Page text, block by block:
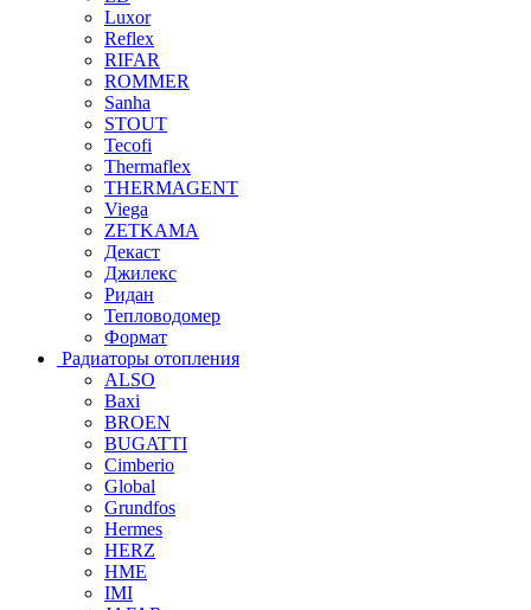
Luxor
Reflex
RIFAR
ROMMER
Sanha
STOUT
Tecofi
Thermaflex
THERMAGENT
Viega
ZETKAMA
Декаст
Джилекс
Ридан
Тепловодомер
Формат
Радиаторы отопления
ALSO
Baxi
BROEN
BUGATTI
Cimberio
Global
Grundfos
Hermes
HERZ
HME
IMI